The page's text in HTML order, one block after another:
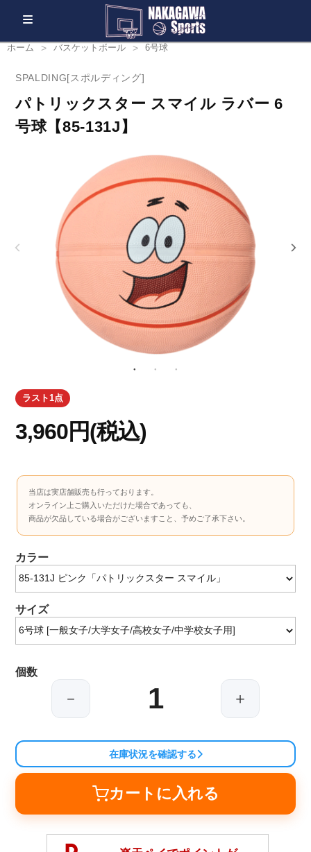
ホーム バスケットボール 6号球
SPALDING[スポルディング]
パトリックスター スマイル ラバー 6
号球【85-131J】
ラスト1点
3,960円(税込)
当店は実店舗販売も行っております。
オンライン上ご購入いただけた場合であっても、
商品が欠品している場合がございますこと、予めご了承下さい。
カラー
サイズ
個数
－ ＋
在庫状況を確認する
カートに入れる